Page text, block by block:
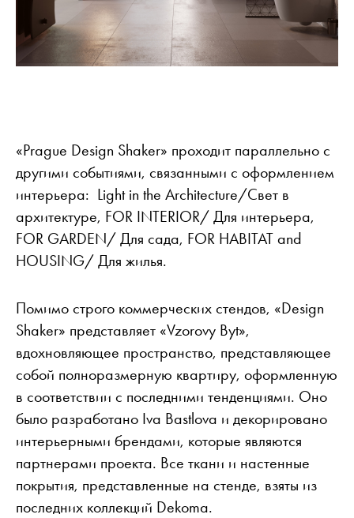
«Prague Design Shaker» проходит параллельно с
другими событиями, связанными с оформлением
интерьера: Light in the Architecture/Свет в
архитектуре, FOR INTERIOR/ Для интерьера,
FOR GARDEN/ Для сада, FOR HABITAT and
HOUSING/ Для жилья.
Помимо строго коммерческих стендов, «Design
Shaker» представляет «Vzorovy Byt»,
вдохновляющее пространство, представляющее
собой полноразмерную квартиру, оформленную
в соответствии с последними тенденциями. Оно
было разработано Iva Bastlova и декорировано
интерьерными брендами, которые являются
партнерами проекта. Все ткани и настенные
покрытия, представленные на стенде, взяты из
последних коллекций Dekoma.